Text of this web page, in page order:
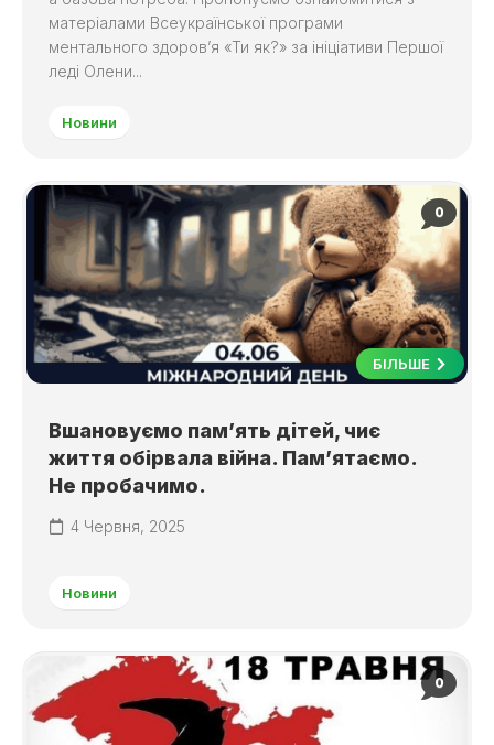
матеріалами Всеукраїнської програми
ментального здоров’я «Ти як?» за ініціативи Першої
леді Олени...
Новини
0
БІЛЬШЕ
Вшановуємо пам’ять дітей, чиє
життя обірвала війна. Пам’ятаємо.
Не пробачимо.
4 Червня, 2025
Новини
0